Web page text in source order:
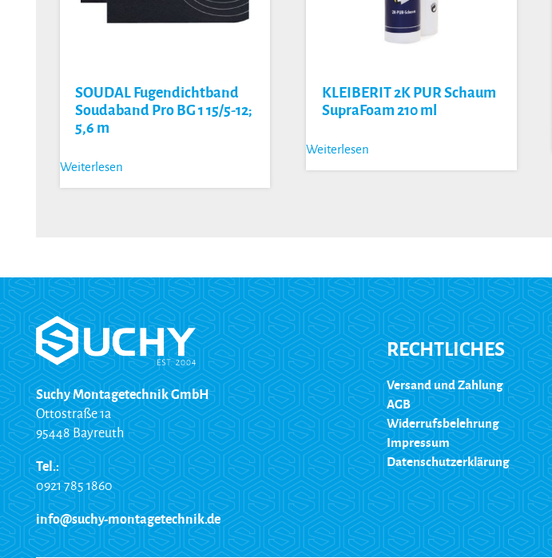
SOUDAL Fugendichtband
Soudaband Pro BG 1 15/5-12;
5,6 m
Weiterlesen
KLEIBERIT 2K PUR Schaum
SupraFoam 210 ml
Weiterlesen
Suchy Montagetechnik GmbH
Ottostraße 1a
95448 Bayreuth
Tel.:
0921 785 1860
info@suchy-montagetechnik.de
RECHTLICHES
Versand und Zahlung
AGB
Widerrufsbelehrung
Impressum
Datenschutzerklärung